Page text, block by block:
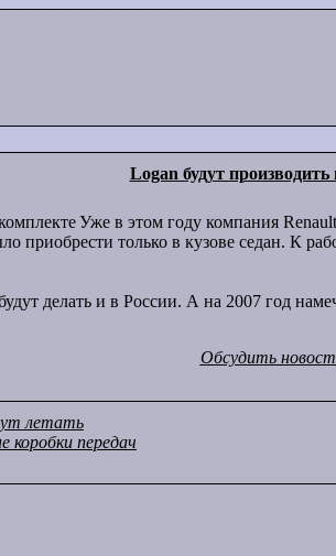
Logan будут
Уже в этом году компания
приобрести только в кузове седан. К
делать и в России. А на 2007 год
Обсудить
летать
коробки передач